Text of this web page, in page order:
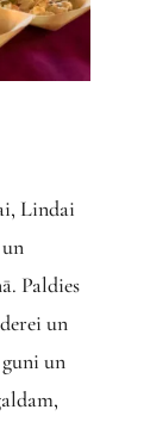
Lindai
Paldies
un
un